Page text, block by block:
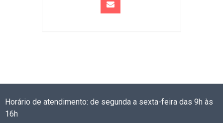
Horário de atendimento: de segunda a sexta-feira das 9h às
16h